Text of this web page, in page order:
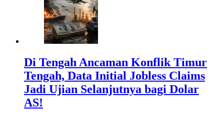
Di Tengah Ancaman Konflik Timur
Tengah, Data Initial Jobless Claims
Jadi Ujian Selanjutnya bagi Dolar
AS!